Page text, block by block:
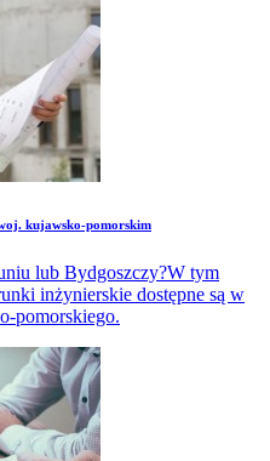
kujawsko-pomorskim
lub Bydgoszczy?W tym
inżynierskie dostępne są w
pomorskiego.